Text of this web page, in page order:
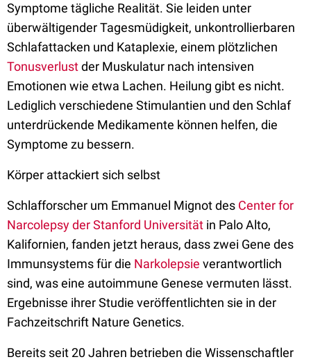
Symptome tägliche Realität. Sie leiden unter
überwältigender Tagesmüdigkeit, unkontrollierbaren
Schlafattacken und Kataplexie, einem plötzlichen
Tonusverlustder Muskulatur nach intensiven
Emotionen wie etwa Lachen. Heilung gibt es nicht.
Lediglich verschiedene Stimulantien und den Schlaf
unterdrückende Medikamente können helfen, die
Symptome zu bessern.
Körper attackiert sich selbst
Schlafforscher um Emmanuel Mignot des Center for
Narcolepsy der Stanford Universität in Palo Alto,
Kalifornien, fanden jetzt heraus, dass zwei Gene des
Immunsystems für die Narkolepsie verantwortlich
sind, was eine autoimmune Genese vermuten lässt.
Ergebnisse ihrer Studie veröffentlichten sie in der
Fachzeitschrift Nature Genetics.
Bereits seit 20 Jahren betrieben die Wissenschaftler